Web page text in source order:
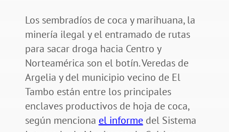
Los sembradíos de coca y marihuana, la
minería ilegal y el entramado de rutas
para sacar droga hacia Centro y
Norteamérica son el botín. Veredas de
Argelia y del municipio vecino de El
Tambo están entre los principales
enclaves productivos de hoja de coca,
según menciona el informedel Sistema